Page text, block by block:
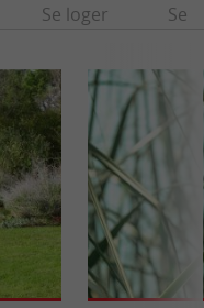
Se loger Se